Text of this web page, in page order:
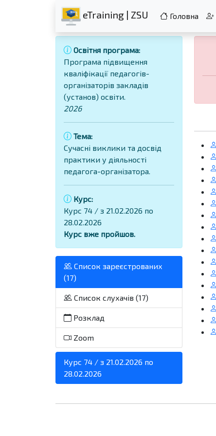
eTraining | ZSU Головна
Освітня програма:
Програма підвищення
кваліфікації педагогів-
організаторів закладів
(установ) освіти.
2026
Тема:
Сучасні виклики та досвід
практики у діяльності
педагога-організатора.
Курс:
Курс 74 / з 21.02.2026 по
28.02.2026
Курс вже пройшов.
Список зареєстрованих
(17)
Список слухачів (17)
Розклад
Zoom
Курс 74 / з 21.02.2026 по
28.02.2026